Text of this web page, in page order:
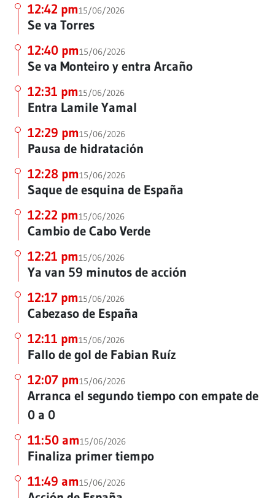
12:42 pm15/06/2026
Se va Torres
12:40 pm15/06/2026
Se va Monteiro y entra Arcaño
12:31 pm15/06/2026
Entra Lamile Yamal
12:29 pm15/06/2026
Pausa de hidratación
12:28 pm15/06/2026
Saque de esquina de España
12:22 pm15/06/2026
Cambio de Cabo Verde
12:21 pm15/06/2026
Ya van 59 minutos de acción
12:17 pm15/06/2026
Cabezaso de España
12:11 pm15/06/2026
Fallo de gol de Fabian Ruíz
12:07 pm15/06/2026
Arranca el segundo tiempo con empate de
0 a 0
11:50 am15/06/2026
Finaliza primer tiempo
11:49 am15/06/2026